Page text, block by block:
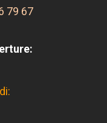
79 67